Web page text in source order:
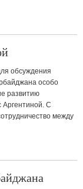
обсуждения
особо
развитию
Аргентиной. С
между